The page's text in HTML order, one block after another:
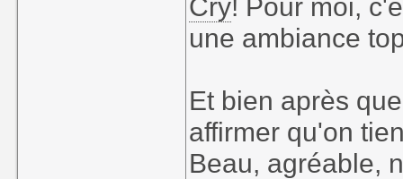
Cry! Pour moi,
une ambiance
Et bien après
affirmer qu'on
Beau, agréable,